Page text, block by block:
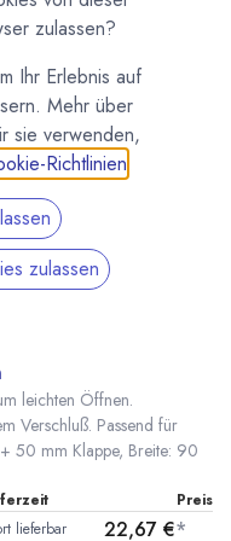
Tafel (90mm
leichten Öffnen.
Verschluß. Passend für
50 mm Klappe, Breite: 90
Preis
lieferbar 22,67 €*
zulassen?
Ihr Erlebnis auf
Mehr über
sie verwenden,
Richtlinien
zulassen